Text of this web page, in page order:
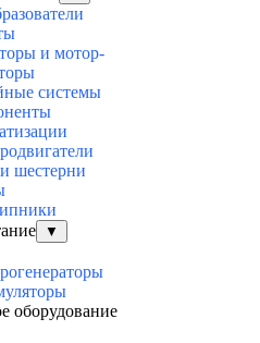
и мотор-
системы
шестерни
▼
оборудование